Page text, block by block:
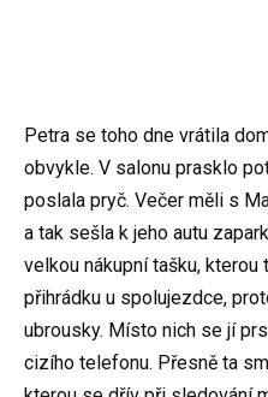
Petra se toho dne vrátila
obvykle. V salonu prasklo
poslala pryč. Večer měli s
a tak sešla k jeho autu
velkou nákupní tašku, kterou
přihrádku u spolujezdce,
ubrousky. Místo nich se jí
cizího telefonu. Přesně ta